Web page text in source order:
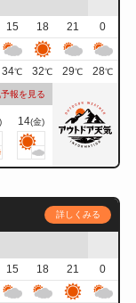
15 18 21
0
34℃ 32℃ 29℃ 28℃
報を見る
14(金)
詳しくみる
15 18 21
0